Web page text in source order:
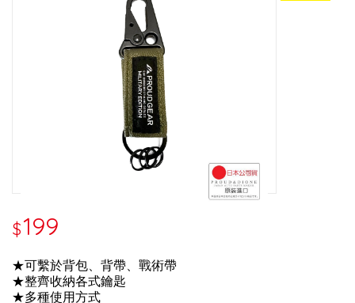
$199
★可繫於背包、背帶、戰術帶
★整齊收納各式鑰匙
★多種使用方式